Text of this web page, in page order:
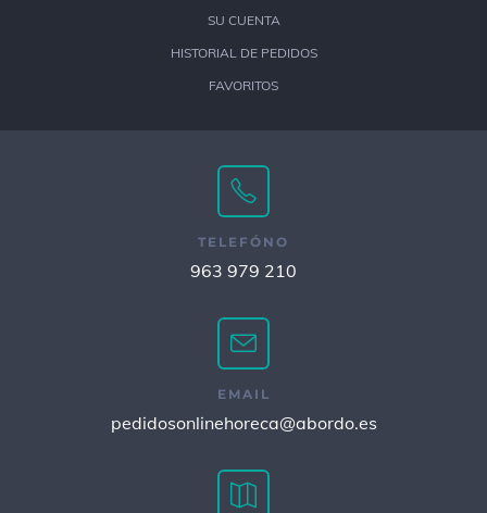
SU CUENTA
HISTORIAL DE PEDIDOS
FAVORITOS
TELEFÓNO
963 979 210
EMAIL
pedidosonlinehoreca@abordo.es